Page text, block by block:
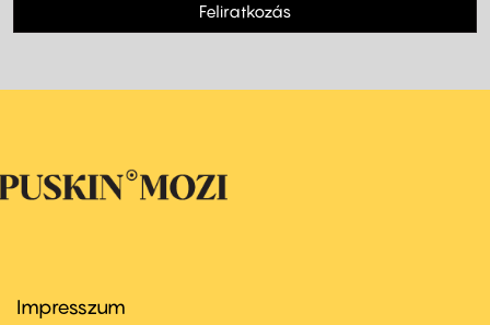
Feliratkozás
Footer
Impresszum